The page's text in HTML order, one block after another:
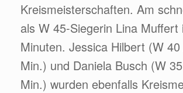
Kreismeisterschaften. Am
als W 45-Siegerin Lina Muffert
Minuten. Jessica Hilbert (W
Min.) und Daniela Busch (W
Min.) wurden ebenfalls